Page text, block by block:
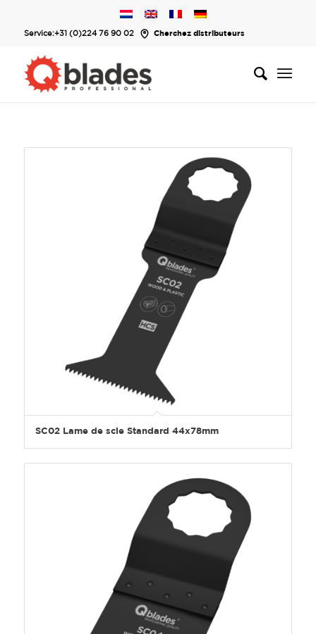
Service:+31 (0)224 76 90 02 Cherchez distributeurs
SC02 Lame de scie Standard 44x78mm